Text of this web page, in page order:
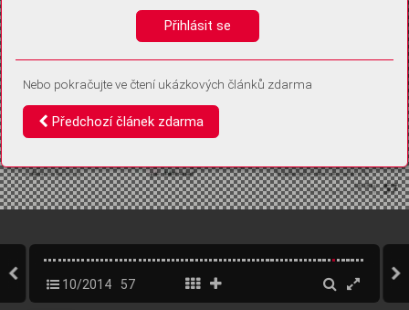
10/2014 57
Přihlásit se
Nebo pokračujte ve čtení ukázkových článků zdarma
Předchozí článek zdarma